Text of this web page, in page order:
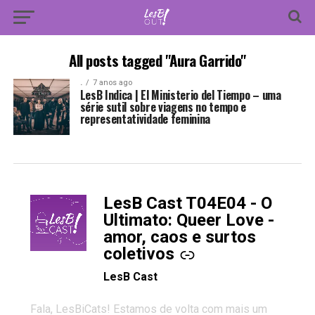
All posts tagged "Aura Garrido"
. 7 anos ago
LesB Indica | El Ministerio del Tiempo – uma
série sutil sobre viagens no tempo e
representatividade feminina
LesB Cast T04E04 - O
Ultimato: Queer Love -
amor, caos e surtos
coletivos
-
LesB Cast
Fala, LesBiCats! Estamos de volta com mais um